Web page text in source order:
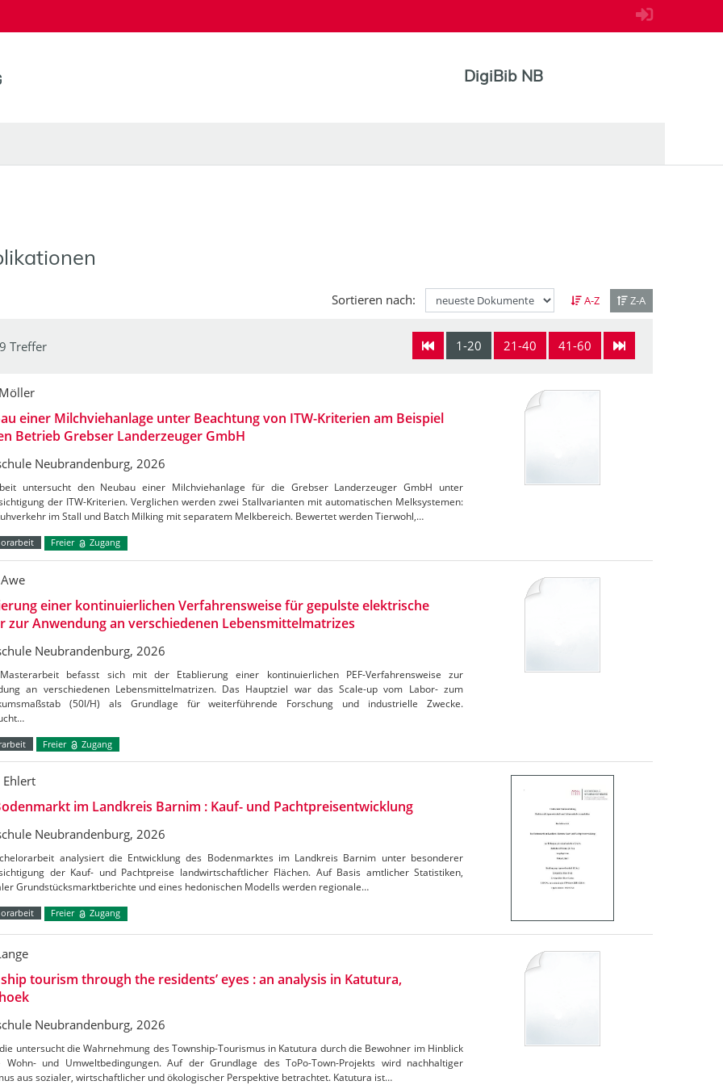
DigiBib NB
Sortieren nach: A-Z Z-A
1-20 21-40 41-60
Treffer
einer Milchviehanlage unter Beachtung von ITW-Kriterien am Beispiel
Betrieb Grebser Landerzeuger GmbH
Neubrandenburg, 2026
untersucht den Neubau einer Milchviehanlage für die Grebser Landerzeuger GmbH unter
der ITW-Kriterien. Verglichen werden zwei Stallvarianten mit automatischen Melksystemen:
im Stall und Batch Milking mit separatem Melkbereich. Bewertet werden Tierwohl,…
Freier Zugang
einer kontinuierlichen Verfahrensweise für gepulste elektrische
zur Anwendung an verschiedenen Lebensmittelmatrizes
Neubrandenburg, 2026
befasst sich mit der Etablierung einer kontinuierlichen PEF-Verfahrensweise zur
an verschiedenen Lebensmittelmatrizen. Das Hauptziel war das Scale-up vom Labor- zum
(50l/H) als Grundlage für weiterführende Forschung und industrielle Zwecke.
Freier Zugang
Ehlert
im Landkreis Barnim : Kauf- und Pachtpreisentwicklung
Neubrandenburg, 2026
analysiert die Entwicklung des Bodenmarktes im Landkreis Barnim unter besonderer
der Kauf- und Pachtpreise landwirtschaftlicher Flächen. Auf Basis amtlicher Statistiken,
Grundstücksmarktberichte und eines hedonischen Modells werden regionale…
Freier Zugang
tourism through the residents’ eyes : an analysis in Katutura,
Neubrandenburg, 2026
untersucht die Wahrnehmung des Township-Tourismus in Katutura durch die Bewohner im Hinblick
und Umweltbedingungen. Auf der Grundlage des ToPo-Town-Projekts wird nachhaltiger
aus sozialer, wirtschaftlicher und ökologischer Perspektive betrachtet. Katutura ist…